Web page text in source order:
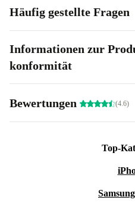
Häufig gestellte Fragen
Informationen zur
konformität
Bewertungen (4.6)
Top-